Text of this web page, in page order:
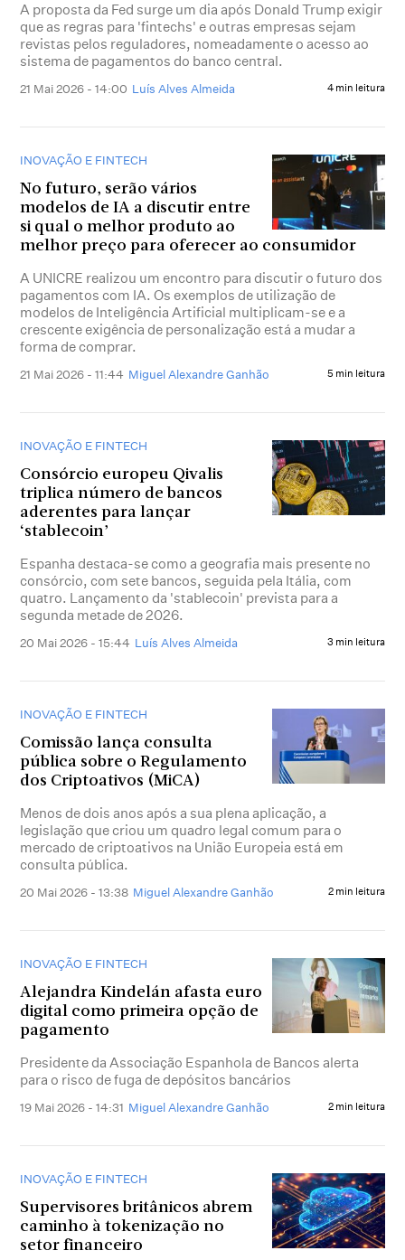
A proposta da Fed surge um dia após Donald Trump exigir
que as regras para 'fintechs' e outras empresas sejam
revistas pelos reguladores, nomeadamente o acesso ao
sistema de pagamentos do banco central.
21 Mai 2026 - 14:00 Luís Alves Almeida 4 min leitura
INOVAÇÃO E FINTECH
No futuro, serão vários
modelos de IA a discutir entre
si qual o melhor produto ao
melhor preço para oferecer ao consumidor
A UNICRE realizou um encontro para discutir o futuro dos
pagamentos com IA. Os exemplos de utilização de
modelos de Inteligência Artificial multiplicam-se e a
crescente exigência de personalização está a mudar a
forma de comprar.
21 Mai 2026 - 11:44 Miguel Alexandre Ganhão 5 min leitura
INOVAÇÃO E FINTECH
Consórcio europeu Qivalis
triplica número de bancos
aderentes para lançar
‘stablecoin’
Espanha destaca-se como a geografia mais presente no
consórcio, com sete bancos, seguida pela Itália, com
quatro. Lançamento da 'stablecoin' prevista para a
segunda metade de 2026.
20 Mai 2026 - 15:44 Luís Alves Almeida 3 min leitura
INOVAÇÃO E FINTECH
Comissão lança consulta
pública sobre o Regulamento
dos Criptoativos (MiCA)
Menos de dois anos após a sua plena aplicação, a
legislação que criou um quadro legal comum para o
mercado de criptoativos na União Europeia está em
consulta pública.
20 Mai 2026 - 13:38 Miguel Alexandre Ganhão 2 min leitura
INOVAÇÃO E FINTECH
Alejandra Kindelán afasta euro
digital como primeira opção de
pagamento
Presidente da Associação Espanhola de Bancos alerta
para o risco de fuga de depósitos bancários
19 Mai 2026 - 14:31 Miguel Alexandre Ganhão 2 min leitura
INOVAÇÃO E FINTECH
Supervisores britânicos abrem
caminho à tokenização no
setor financeiro